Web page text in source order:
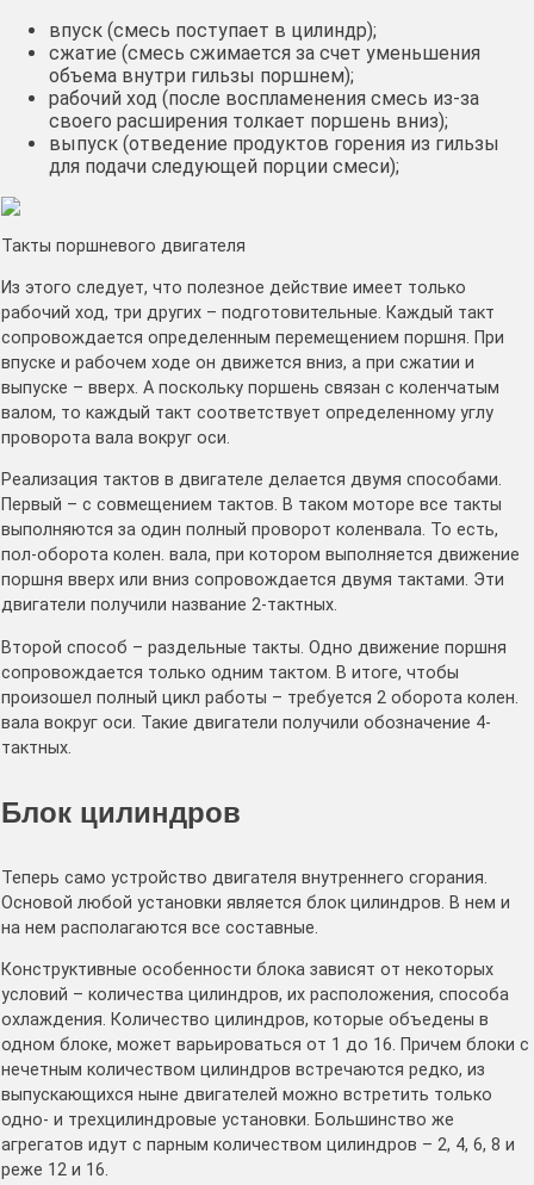
впуск (смесь поступает в цилиндр);
сжатие (смесь сжимается за счет уменьшения
объема внутри гильзы поршнем);
рабочий ход (после воспламенения смесь из-за
своего расширения толкает поршень вниз);
выпуск (отведение продуктов горения из гильзы
для подачи следующей порции смеси);
Такты поршневого двигателя
Из этого следует, что полезное действие имеет только
рабочий ход, три других – подготовительные. Каждый такт
сопровождается определенным перемещением поршня. При
впуске и рабочем ходе он движется вниз, а при сжатии и
выпуске – вверх. А поскольку поршень связан с коленчатым
валом, то каждый такт соответствует определенному углу
проворота вала вокруг оси.
Реализация тактов в двигателе делается двумя способами.
Первый – с совмещением тактов. В таком моторе все такты
выполняются за один полный проворот коленвала. То есть,
пол-оборота колен. вала, при котором выполняется движение
поршня вверх или вниз сопровождается двумя тактами. Эти
двигатели получили название 2-тактных.
Второй способ – раздельные такты. Одно движение поршня
сопровождается только одним тактом. В итоге, чтобы
произошел полный цикл работы – требуется 2 оборота колен.
вала вокруг оси. Такие двигатели получили обозначение 4-
тактных.
Блок цилиндров
Теперь само устройство двигателя внутреннего сгорания.
Основой любой установки является блок цилиндров. В нем и
на нем располагаются все составные.
Конструктивные особенности блока зависят от некоторых
условий – количества цилиндров, их расположения, способа
охлаждения. Количество цилиндров, которые объедены в
одном блоке, может варьироваться от 1 до 16. Причем блоки с
нечетным количеством цилиндров встречаются редко, из
выпускающихся ныне двигателей можно встретить только
одно- и трехцилиндровые установки. Большинство же
агрегатов идут с парным количеством цилиндров – 2, 4, 6, 8 и
реже 12 и 16.